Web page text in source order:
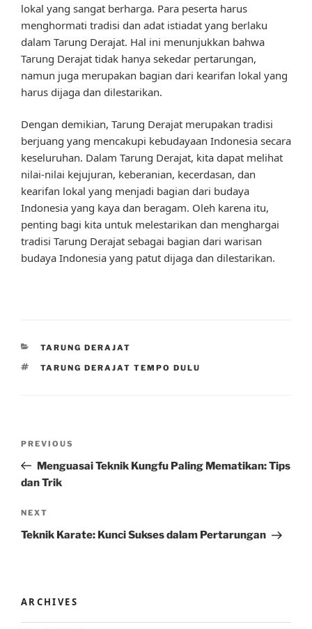
lokal yang sangat berharga. Para peserta harus
menghormati tradisi dan adat istiadat yang berlaku
dalam Tarung Derajat. Hal ini menunjukkan bahwa
Tarung Derajat tidak hanya sekedar pertarungan,
namun juga merupakan bagian dari kearifan lokal yang
harus dijaga dan dilestarikan.
Dengan demikian, Tarung Derajat merupakan tradisi
berjuang yang mencakupi kebudayaan Indonesia secara
keseluruhan. Dalam Tarung Derajat, kita dapat melihat
nilai-nilai kejujuran, keberanian, kecerdasan, dan
kearifan lokal yang menjadi bagian dari budaya
Indonesia yang kaya dan beragam. Oleh karena itu,
penting bagi kita untuk melestarikan dan menghargai
tradisi Tarung Derajat sebagai bagian dari warisan
budaya Indonesia yang patut dijaga dan dilestarikan.
CATEGORIES
TARUNG DERAJAT
TAGS
TARUNG DERAJAT TEMPO DULU
Previous
Post
PREVIOUS
Menguasai Teknik Kungfu Paling Mematikan: Tips
dan Trik
Next
Post
NEXT
Teknik Karate: Kunci Sukses dalam Pertarungan
ARCHIVES